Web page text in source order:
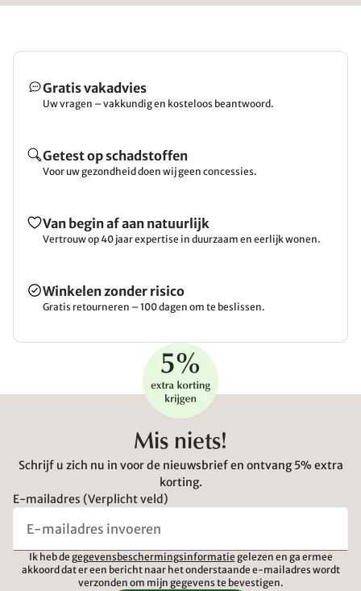
Gratis vakadvies
Uw vragen – vakkundig en kosteloos beantwoord.
Getest op schadstoffen
Voor uw gezondheid doen wij geen concessies.
Van begin af aan natuurlijk
Vertrouw op 40 jaar expertise in duurzaam en eerlijk wonen.
Winkelen zonder risico
Gratis retourneren – 100 dagen om te beslissen.
Mis niets!
Schrijf u zich nu in voor de nieuwsbrief en ontvang 5% extra
korting.
E-mailadres (Verplicht veld)
Ik heb de gegevensbeschermingsinformatie gelezen en ga ermee
akkoord dat er een bericht naar het onderstaande e-mailadres wordt
verzonden om mijn gegevens te bevestigen.